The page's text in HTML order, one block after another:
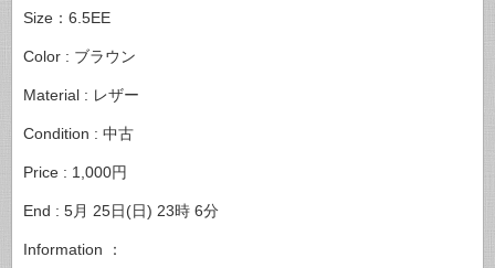
Size：6.5EE
Color : ブラウン
Material : レザー
Condition : 中古
Price : 1,000円
End : 5月 25日(日) 23時 6分
Information ：